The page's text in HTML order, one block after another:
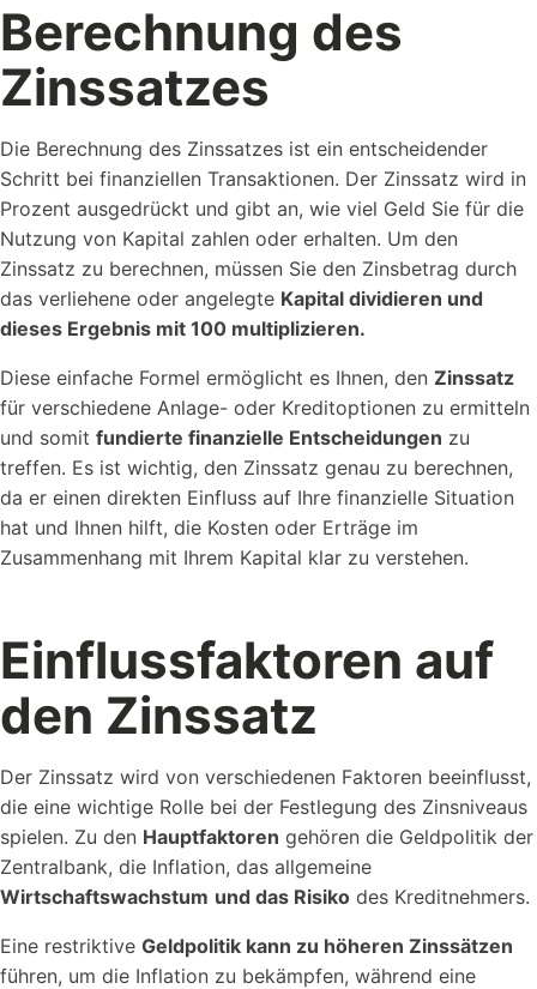
Berechnung des
Zinssatzes
Die Berechnung des Zinssatzes ist ein entscheidender
Schritt bei finanziellen Transaktionen. Der Zinssatz wird in
Prozent ausgedrückt und gibt an, wie viel Geld Sie für die
Nutzung von Kapital zahlen oder erhalten. Um den
Zinssatz zu berechnen, müssen Sie den Zinsbetrag durch
das verliehene oder angelegte Kapital dividieren und
dieses Ergebnis mit 100 multiplizieren.
Diese einfache Formel ermöglicht es Ihnen, den Zinssatz
für verschiedene Anlage- oder Kreditoptionen zu ermitteln
und somit fundierte finanzielle Entscheidungen zu
treffen. Es ist wichtig, den Zinssatz genau zu berechnen,
da er einen direkten Einfluss auf Ihre finanzielle Situation
hat und Ihnen hilft, die Kosten oder Erträge im
Zusammenhang mit Ihrem Kapital klar zu verstehen.
Einflussfaktoren auf
den Zinssatz
Der Zinssatz wird von verschiedenen Faktoren beeinflusst,
die eine wichtige Rolle bei der Festlegung des Zinsniveaus
spielen. Zu den Hauptfaktoren gehören die Geldpolitik der
Zentralbank, die Inflation, das allgemeine
Wirtschaftswachstum und das Risiko des Kreditnehmers.
Eine restriktive Geldpolitik kann zu höheren Zinssätzen
führen, um die Inflation zu bekämpfen, während eine